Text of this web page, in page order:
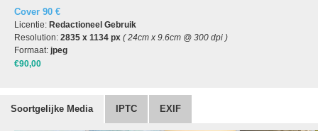
Cover 90 €
Licentie: Redactioneel Gebruik
Resolution: 2835 x 1134 px ( 24cm x 9.6cm @ 300 dpi )
Formaat: jpeg
€90,00
Soortgelijke Media IPTC EXIF